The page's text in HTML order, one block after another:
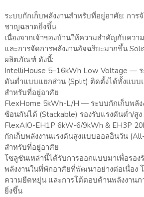
ระบบกักเก็บพลังงานสำหรับที่อยู่อาศัย: การ
ชาญฉลาดยิ่งขึ้น
เนื่องจากเจ้าของบ้านให้ความสำคัญกับควา
และการจัดการพลังงานอัจฉริยะมากขึ้น
ผลิตภัณฑ์ ดังนี้:
IntelliHouse 5–16kWh Low Voltage —
ดันต่ำแบบแยกส่วน (Split) ติดตั้งได้ทั้งแบบ
สำหรับที่อยู่อาศัย
FlexHome 5kWh-L/H — ระบบกักเก็บพลั
ซ้อนกันได้ (Stackable) รองรับแรงดันต่ำ/สู
FlexAIO-EH1P 6kW-6/9kWh & EH3P
กักเก็บพลังงานแรงดันสูงแบบออลอินวัน
สำหรับที่อยู่อาศัย
โซลูชันเหล่านี้ได้รับการออกแบบมาเพื่อรอง
พลังงานในที่พักอาศัยที่พัฒนาอย่างต่อเนื่อง
ความยืดหยุ่น และการโต้ตอบด้านพลังงาน
ยิ่งขึ้น